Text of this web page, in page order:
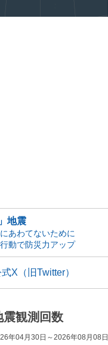
地震
あわてないために
動で防災力アップ
X（旧Twitter）
震観測回数
年04月30日～2026年08月08日